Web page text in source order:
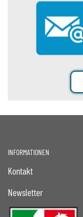
INFORMATIONEN
Kontakt
Newsletter